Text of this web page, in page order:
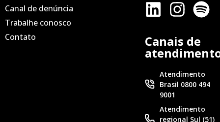
Canal de denúncia
Trabalhe conosco
Contato
Canais de
Atendimento
Brasil 0800 494
9001
Atendimento
regional Sul (51)